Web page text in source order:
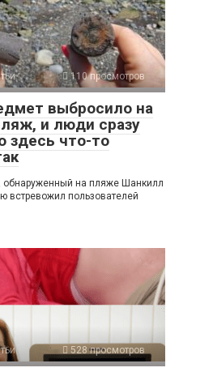
110 просмотров
выбросило на
и люди сразу
здесь что-то
обнаруженный на пляже Шанкилл
встревожил пользователей
528 просмотров